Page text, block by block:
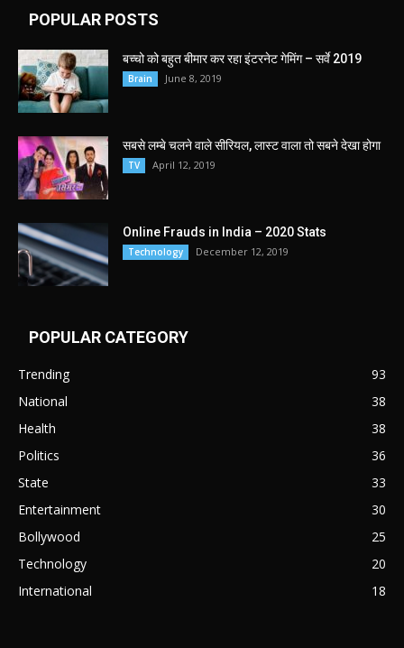
POPULAR POSTS
बच्चो को बहुत बीमार कर रहा इंटरनेट गेमिंग – सर्वे 2019
Brain June 8, 2019
सबसे लम्बे चलने वाले सीरियल, लास्ट वाला तो सबने देखा होगा
TV April 12, 2019
Online Frauds in India – 2020 Stats
Technology December 12, 2019
POPULAR CATEGORY
Trending
93
National
38
Health
38
Politics
36
State
33
Entertainment
30
Bollywood
25
Technology
20
International
18